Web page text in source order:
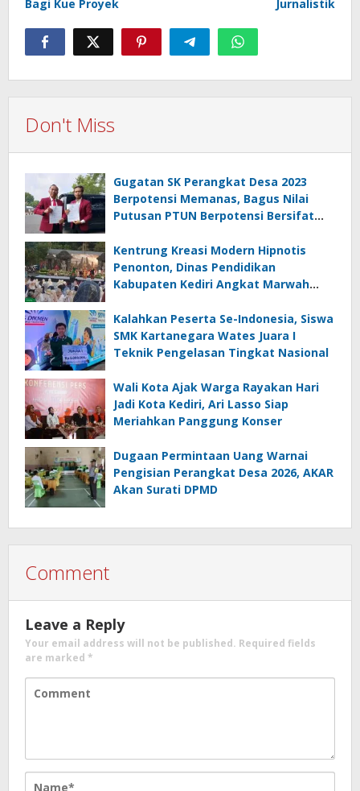
Bagi Kue Proyek Jurnalistik
Don't Miss
Gugatan SK Perangkat Desa 2023
Berpotensi Memanas, Bagus Nilai
Putusan PTUN Berpotensi Bersifat
Kentrung Kreasi Modern Hipnotis
Penonton, Dinas Pendidikan
Kabupaten Kediri Angkat Marwah
Kalahkan Peserta Se-Indonesia, Siswa
SMK Kartanegara Wates Juara I
Teknik Pengelasan Tingkat Nasional
Wali Kota Ajak Warga Rayakan Hari
Jadi Kota Kediri, Ari Lasso Siap
Meriahkan Panggung Konser
Dugaan Permintaan Uang Warnai
Pengisian Perangkat Desa 2026, AKAR
Akan Surati DPMD
Comment
Leave a Reply
Your email address will not be published. Required fields
are marked *